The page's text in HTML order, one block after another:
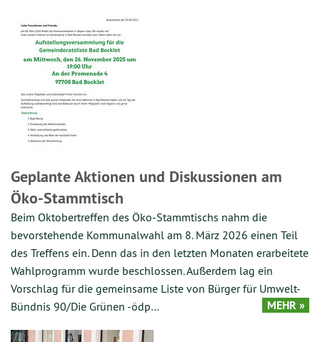
Geplante Aktionen und Diskussionen am
Öko-Stammtisch
Beim Oktobertreffen des Öko-Stammtischs nahm die
bevorstehende Kommunalwahl am 8. März 2026 einen Teil
des Treffens ein. Denn das in den letzten Monaten erarbeitete
Wahlprogramm wurde beschlossen. Außerdem lag ein
Vorschlag für die gemeinsame Liste von Bürger für Umwelt-
Bündnis 90/Die Grünen -ödp…
MEHR »